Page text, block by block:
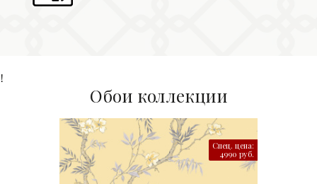
!
Обои коллекции
Спец. цена:
4990 руб.